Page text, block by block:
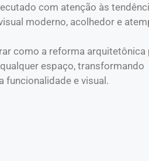
com atenção às
moderno, acolhedor e
como a reforma arquitetônica
espaço, transformando
funcionalidade e visual.